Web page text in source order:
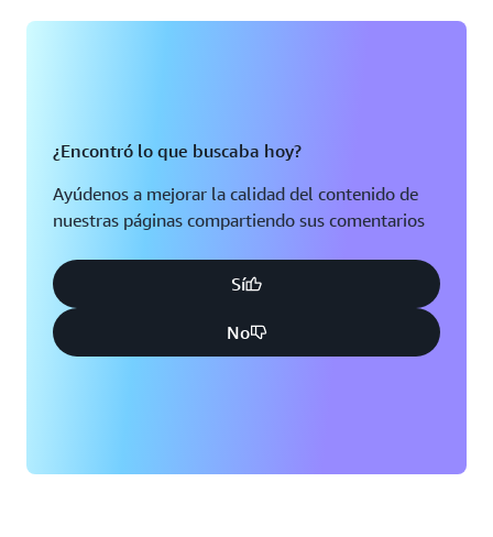
¿Encontró lo que buscaba hoy?
Ayúdenos a mejorar la calidad del contenido de
nuestras páginas compartiendo sus comentarios
Sí
No